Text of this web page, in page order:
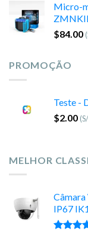
Micro-
$84.00
PROMOÇÃO
Teste -
$2.00
MELHOR
IP67